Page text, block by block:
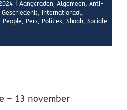
Aangeraden, Algemeen, Anti-
Geschiedenis, Internationaal,
, People, Pers, Politiek, Shoah, Sociale
– 13 november